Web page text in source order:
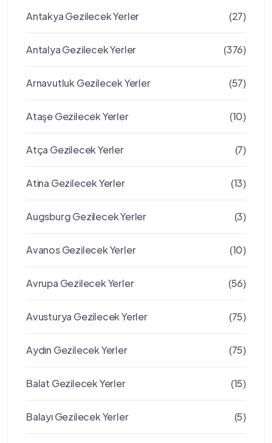
Antakya Gezilecek Yerler (27)
Antalya Gezilecek Yerler (376)
Arnavutluk Gezilecek Yerler (57)
Ataşe Gezilecek Yerler (10)
Atça Gezilecek Yerler (7)
Atina Gezilecek Yerler (13)
Augsburg Gezilecek Yerler (3)
Avanos Gezilecek Yerler (10)
Avrupa Gezilecek Yerler (56)
Avusturya Gezilecek Yerler (75)
Aydın Gezilecek Yerler (75)
Balat Gezilecek Yerler (15)
Balayı Gezilecek Yerler (5)